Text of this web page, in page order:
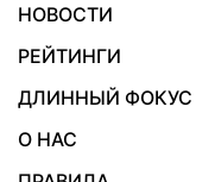
НОВОСТИ
РЕЙТИНГИ
ДЛИННЫЙ ФОКУС
О НАС